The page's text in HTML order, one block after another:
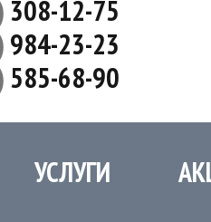
308-12-75
984-23-23
585-68-90
УСЛУГИ